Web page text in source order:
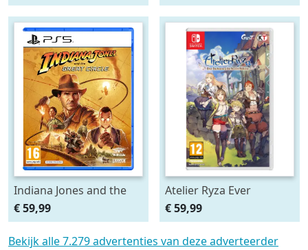
Indiana Jones and the
Great Circle
€ 59,99
Atelier Ryza Ever
Darkness & the Secret
Hideout
€ 59,99
Bekijk alle 7.279 advertenties van deze adverteerder